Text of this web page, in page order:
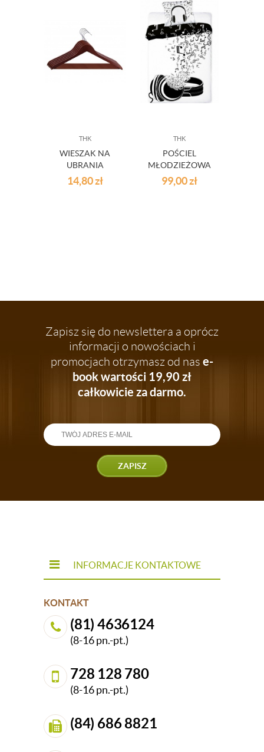
THK
WIESZAK NA
UBRANIA
BRĄZOWY 3SZT.
14,80zł
THK
POŚCIEL
MŁODZIEŻOWA
MUSIC
99,00zł
Zapisz się do newslettera a oprócz
informacji o nowościach i
promocjach otrzymasz od nas e-
book wartości 19,90 zł
całkowicie za darmo.
ZAPISZ
INFORMACJE KONTAKTOWE
KONTAKT
(81) 4636124
(8-16 pn.-pt.)
728 128 780
(8-16 pn.-pt.)
(84) 686 8821